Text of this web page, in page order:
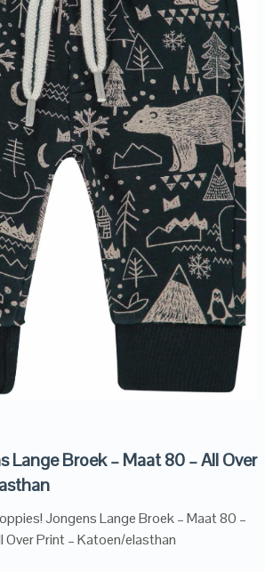
Lange Broek – Maat 80 – All Over
Jongens Lange Broek – Maat 80 –
Over Print – Katoen/elasthan